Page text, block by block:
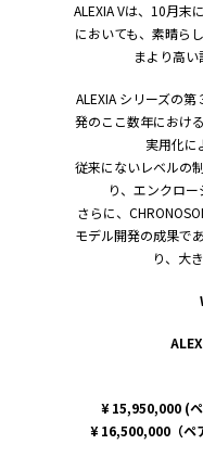
ALEXIA Vは、10月末
においても、素晴ら
まより高い
ALEXIA シリーズの
発のここ数年におけ
実用化に
従来にないレベルの
り、エンクロー
さらに、
モデル開発の成果で
り、大
¥ 15,950,000 (
¥ 16,500,000（ペ